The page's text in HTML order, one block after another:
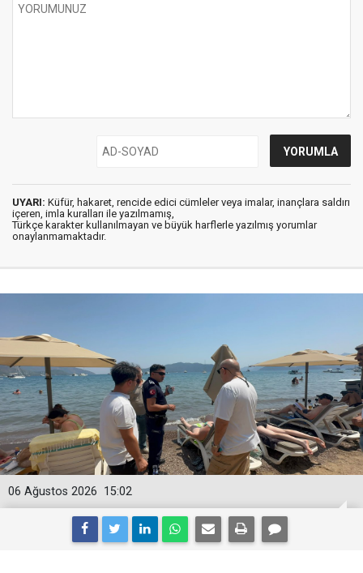
UYARI: Küfür, hakaret, rencide edici cümleler veya imalar, inançlara saldırı
içeren, imla kuralları ile yazılmamış,
Türkçe karakter kullanılmayan ve büyük harflerle yazılmış yorumlar
onaylanmamaktadır.
15:02
06 Ağustos 2026